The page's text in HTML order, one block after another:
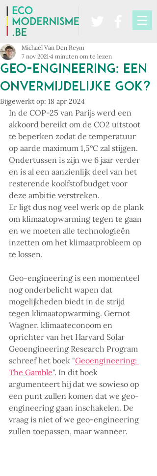
Geo-engineering: een
onvermijdelijke gok?
Michael Van Den Reym
7 nov 2021 4 minuten om te lezen
Bijgewerkt op: 18 apr 2024
In de COP-25 van Parijs werd een
akkoord bereikt om de CO2 uitstoot
te beperken zodat de temperatuur
op aarde maximum 1,5°C zal stijgen.
Ondertussen is zijn we 6 jaar verder
en is al een aanzienlijk deel van het
resterende koolfstofbudget voor
deze ambitie verstreken.
Er ligt dus nog veel werk op de plank
om klimaatopwarming tegen te gaan
en we moeten alle technologieën
inzetten om het klimaatprobleem op
te lossen.
Geo-engineering is een momenteel
nog onderbelicht wapen dat
mogelijkheden biedt in de strijd
tegen klimaatopwarming. Gernot
Wagner, klimaateconoom en
oprichter van het Harvard Solar
Geoengineering Research Program
schreef het boek "Geoengineering:
The Gamble". In dit boek
argumenteert hij dat we sowieso op
een punt zullen komen dat we geo-
engineering gaan inschakelen. De
vraag is niet of we geo-engineering
zullen toepassen, maar wanneer.